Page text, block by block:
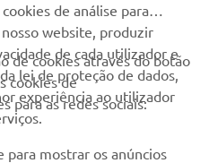
de análise para
website, produzir
de cada utilizador e
lei de proteção de dados,
experiência ao utilizador
de cookies através do botão
cookies de
para as redes sociais:
para mostrar os anúncios